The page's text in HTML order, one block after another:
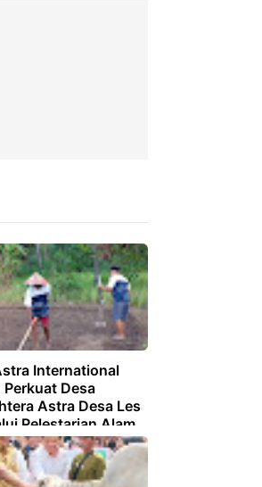
International
Desa
Astra Desa Les
Pelestarian Alam,
dan